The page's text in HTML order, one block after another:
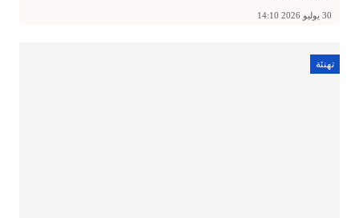
30 يوليو 2026 14:10
تهنئة